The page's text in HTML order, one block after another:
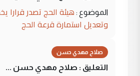
الموضوع : هيئة الحج تصدر
وتعديل استمارة قرعة الحج
صلاح مهدي حسن
التعليق : صلاح مهدي حسن ...